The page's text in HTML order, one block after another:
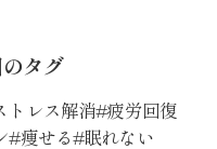
タグ
トレス解消 疲労回復
痩せる 眠れない